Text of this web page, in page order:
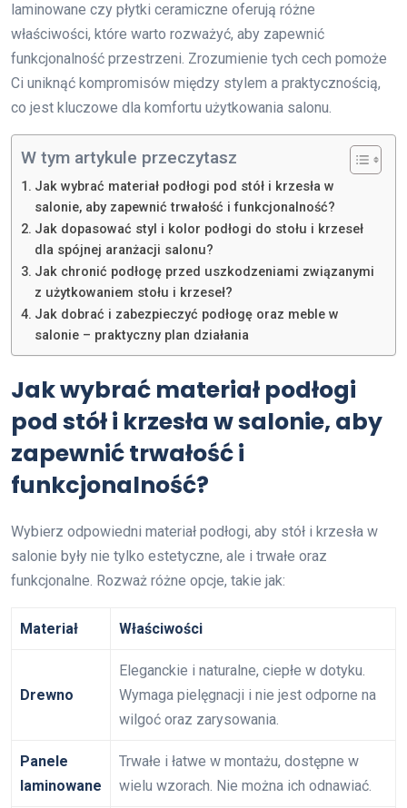
laminowane czy płytki ceramiczne oferują różne
właściwości, które warto rozważyć, aby zapewnić
funkcjonalność przestrzeni. Zrozumienie tych cech pomoże
Ci uniknąć kompromisów między stylem a praktycznością,
co jest kluczowe dla komfortu użytkowania salonu.
W tym artykule przeczytasz
Jak wybrać materiał podłogi pod stół i krzesła w
salonie, aby zapewnić trwałość i funkcjonalność?
Jak dopasować styl i kolor podłogi do stołu i krzeseł
dla spójnej aranżacji salonu?
Jak chronić podłogę przed uszkodzeniami związanymi
z użytkowaniem stołu i krzeseł?
Jak dobrać i zabezpieczyć podłogę oraz meble w
salonie – praktyczny plan działania
Jak wybrać materiał podłogi
pod stół i krzesła w salonie, aby
zapewnić trwałość i
funkcjonalność?
Wybierz odpowiedni materiał podłogi, aby stół i krzesła w
salonie były nie tylko estetyczne, ale i trwałe oraz
funkcjonalne. Rozważ różne opcje, takie jak:
Materiał Właściwości
Drewno
Eleganckie i naturalne, ciepłe w dotyku.
Wymaga pielęgnacji i nie jest odporne na
wilgoć oraz zarysowania.
Panele
laminowane
Trwałe i łatwe w montażu, dostępne w
wielu wzorach. Nie można ich odnawiać.